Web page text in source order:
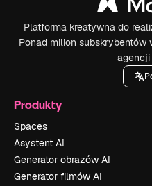
Platforma kreatywna do
Ponad milion subskrybentów
agencji
Produkty
Spaces
Asystent AI
Generator obrazów AI
Generator filmów AI